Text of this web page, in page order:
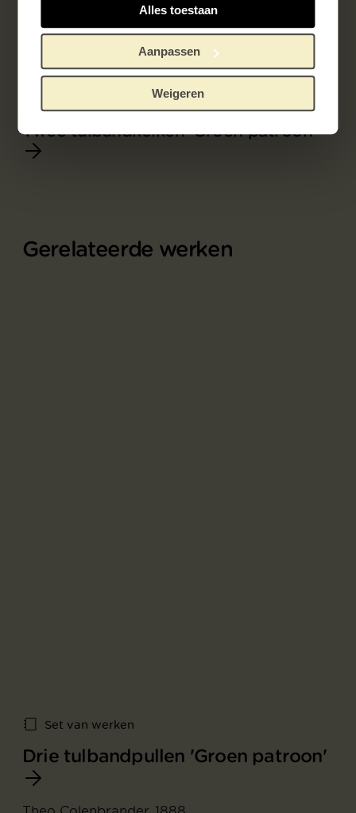
Alles toestaan
Aanpassen
Weigeren
Twee tulbandkelken 'Groen patroon'
Gerelateerde werken
Set van werken
Drie tulbandpullen 'Groen patroon'